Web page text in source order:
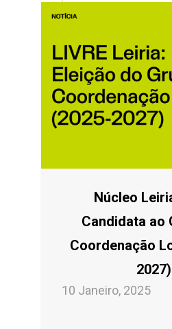
Núcleo
Candidata ao
Coordenação
2027)
10 Janeiro, 2025